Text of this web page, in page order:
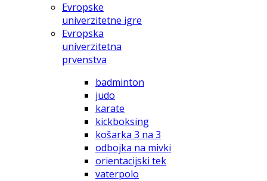
Evropske
univerzitetne igre
Evropska
univerzitetna
prvenstva
badminton
judo
karate
kickboksing
košarka 3 na 3
odbojka na mivki
orientacijski tek
vaterpolo